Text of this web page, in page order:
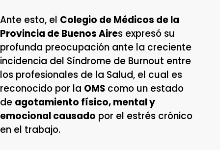
Ante esto, el Colegio de Médicos de la
Provincia de Buenos Aires expresó su
profunda preocupación ante la creciente
incidencia del Síndrome de Burnout entre
los profesionales de la Salud, el cual es
reconocido por la OMS como un estado
de agotamiento físico, mental y
emocional causado por el estrés crónico
en el trabajo.